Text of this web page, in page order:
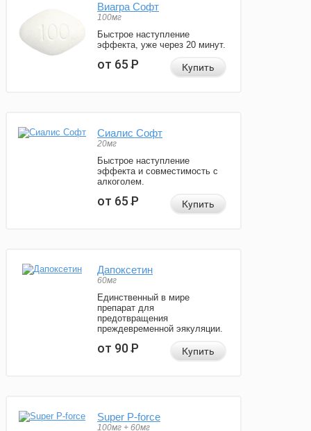
Виагра Софт
100мг
Быстрое наступление
эффекта, уже через 20 минут.
от 65Р Купить
Сиалис Софт
20мг
Быстрое наступление
эффекта и совместимость с
алкоголем.
от 65Р Купить
Дапоксетин
60мг
Единственный в мире
препарат для
предотвращения
преждевременной эякуляции.
от 90Р Купить
Super P-force
100мг + 60мг